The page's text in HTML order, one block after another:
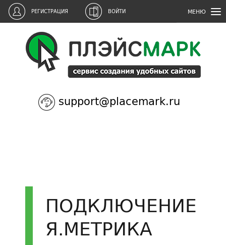
support@placemark.ru
ВОЙТИ
РЕГИСТРАЦИЯ МЕНЮ
ПОДКЛЮЧЕНИЕ
Я.МЕТРИКА